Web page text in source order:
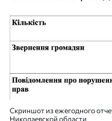
Скриншот из ежегодного
Николаевской области